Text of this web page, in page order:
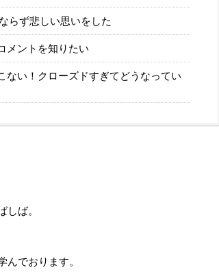
らず悲しい思いをした
メントを知りたい
ない！クローズドすぎてどうなってい
しば。
でおります。